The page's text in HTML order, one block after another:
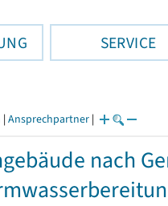
SERVICE
| Ansprechpartner |
nach